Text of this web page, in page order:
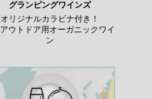
グランピングワインズ
オリジナルカラビナ付き！
ウトドア用オーガニックワイ
ン